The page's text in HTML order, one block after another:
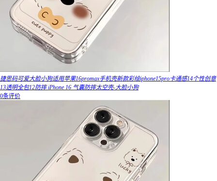
捷思码可爱大脸小狗适用苹果16promax手机壳新款彩绘iphone15pro卡通感14个性创意
13透明全包12防摔 iPhone 16 气囊防摔太空壳-大脸小狗
0条评价